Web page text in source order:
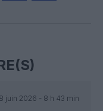
juin 2026 - 8 h 43 min